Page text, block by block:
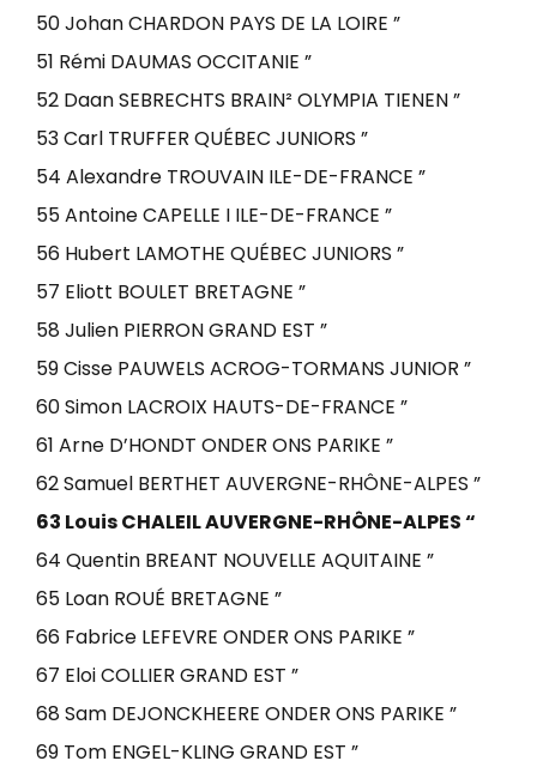
50 Johan CHARDON PAYS DE LA LOIRE ”
51 Rémi DAUMAS OCCITANIE ”
52 Daan SEBRECHTS BRAIN² OLYMPIA TIENEN ”
53 Carl TRUFFER QUÉBEC JUNIORS ”
54 Alexandre TROUVAIN ILE-DE-FRANCE ”
55 Antoine CAPELLE I ILE-DE-FRANCE ”
56 Hubert LAMOTHE QUÉBEC JUNIORS ”
57 Eliott BOULET BRETAGNE ”
58 Julien PIERRON GRAND EST ”
59 Cisse PAUWELS ACROG-TORMANS JUNIOR ”
60 Simon LACROIX HAUTS-DE-FRANCE ”
61 Arne D’HONDT ONDER ONS PARIKE ”
62 Samuel BERTHET AUVERGNE-RHÔNE-ALPES ”
63 Louis CHALEIL AUVERGNE-RHÔNE-ALPES “
64 Quentin BREANT NOUVELLE AQUITAINE ”
65 Loan ROUÉ BRETAGNE ”
66 Fabrice LEFEVRE ONDER ONS PARIKE ”
67 Eloi COLLIER GRAND EST ”
68 Sam DEJONCKHEERE ONDER ONS PARIKE ”
69 Tom ENGEL-KLING GRAND EST ”